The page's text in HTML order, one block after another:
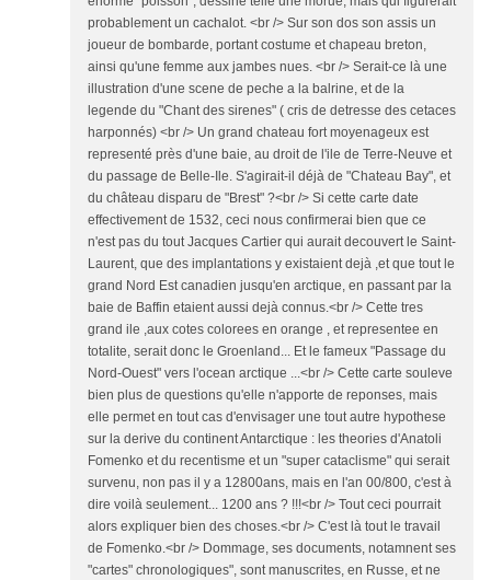
probablement un cachalot. <br /> Sur son dos son assis un
joueur de bombarde, portant costume et chapeau breton,
ainsi qu'une femme aux jambes nues. <br /> Serait-ce là une
illustration d'une scene de peche a la balrine, et de la
legende du "Chant des sirenes" ( cris de detresse des cetaces
harponnés) <br /> Un grand chateau fort moyenageux est
representé près d'une baie, au droit de l'ile de Terre-Neuve et
du passage de Belle-Ile. S'agirait-il déjà de "Chateau Bay", et
du château disparu de "Brest" ?<br /> Si cette carte date
effectivement de 1532, ceci nous confirmerai bien que ce
n'est pas du tout Jacques Cartier qui aurait decouvert le Saint-
Laurent, que des implantations y existaient dejà ,et que tout le
grand Nord Est canadien jusqu'en arctique, en passant par la
baie de Baffin etaient aussi dejà connus.<br /> Cette tres
grand ile ,aux cotes colorees en orange , et representee en
totalite, serait donc le Groenland... Et le fameux "Passage du
Nord-Ouest" vers l'ocean arctique ...<br /> Cette carte souleve
bien plus de questions qu'elle n'apporte de reponses, mais
elle permet en tout cas d'envisager une tout autre hypothese
sur la derive du continent Antarctique : les theories d'Anatoli
Fomenko et du recentisme et un "super cataclisme" qui serait
survenu, non pas il y a 12800ans, mais en l'an 00/800, c'est à
dire voilà seulement... 1200 ans ? !!!<br /> Tout ceci pourrait
alors expliquer bien des choses.<br /> C'est là tout le travail
de Fomenko.<br /> Dommage, ses documents, notamnent ses
"cartes" chronologiques", sont manuscrites, en Russe, et ne